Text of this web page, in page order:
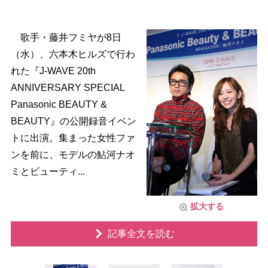
拡大する
歌手・藤井フミヤが8日
（水）、六本木ヒルズで行わ
れた『J-WAVE 20th
ANNIVERSARY SPECIAL
Panasonic BEAUTY &
BEAUTY』の公開録音イベン
トに出演。集まった女性ファ
ンを前に、モデルの鮎河ナオ
ミとビューティ...
記事全文を読む